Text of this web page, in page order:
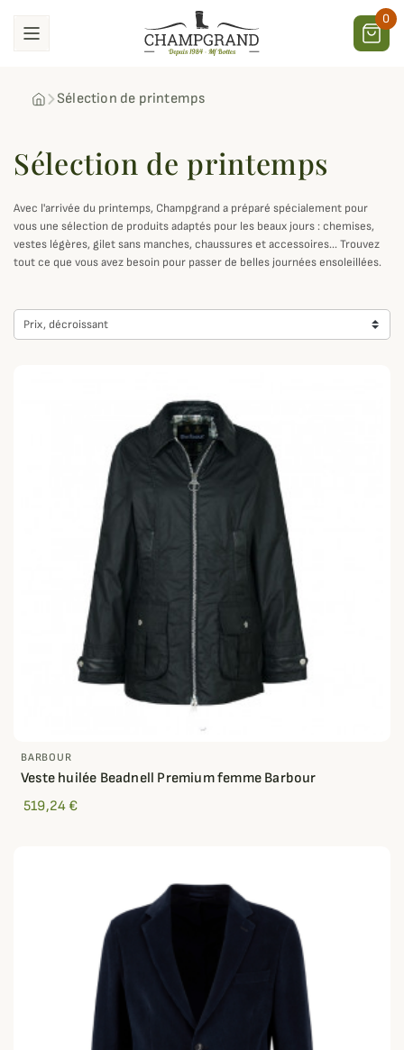
0
Sélection de printemps
Sélection de printemps
Avec l'arrivée du printemps, Champgrand a préparé spécialement pour
vous une sélection de produits adaptés pour les beaux jours : chemises,
vestes légères, gilet sans manches, chaussures et accessoires... Trouvez
tout ce que vous avez besoin pour passer de belles journées ensoleillées.
Prix, décroissant
BARBOUR
Veste huilée Beadnell Premium femme Barbour
519,24 €